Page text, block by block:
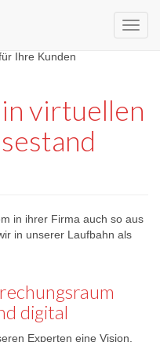
virtuellen
in ihrer Firma auch so aus
in unserer Laufbahn als
digital
Experten eine Vision.